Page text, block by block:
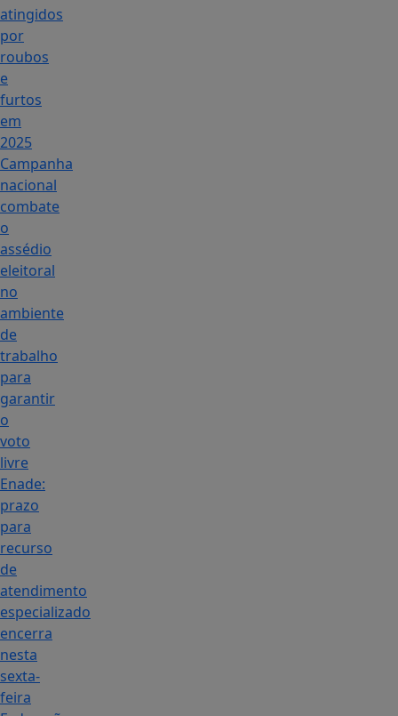
atingidos
por
roubos
e
furtos
em
2025
Campanha
nacional
combate
o
assédio
eleitoral
no
ambiente
de
trabalho
para
garantir
o
voto
livre
Enade:
prazo
para
recurso
de
atendimento
especializado
encerra
nesta
sexta-
feira